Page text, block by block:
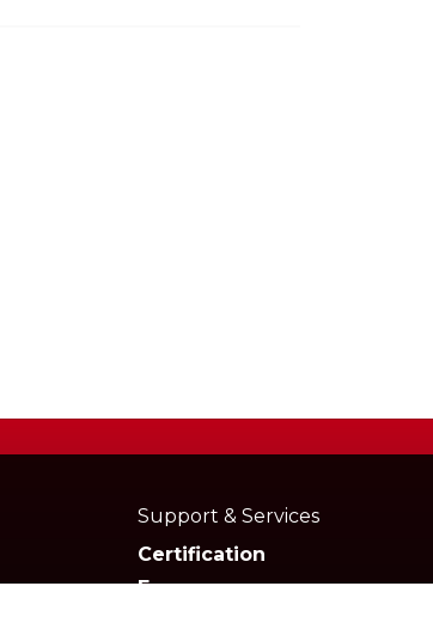
Support & Services
Certification
Forum